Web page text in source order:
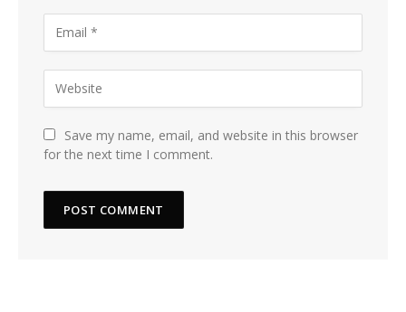
Save my name, email, and website in this browser
for the next time I comment.